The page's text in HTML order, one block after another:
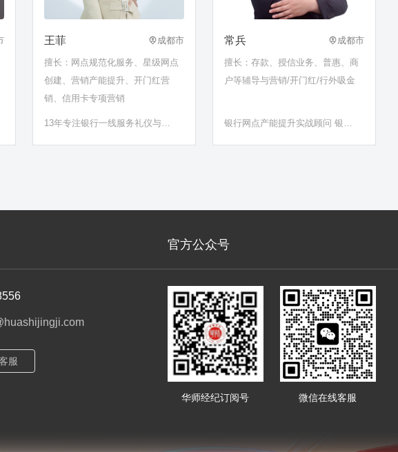
王菲 成都市
擅长：网点规范化服务、星级网点
创建、营销产能提升、开门红营
销、信用卡专项营销
13年专注银行一线服务礼仪与营
销实战培训 受训学员人数达数万
常兵 成都市
擅长：存款、授信业务、普惠、商
户等辅导与营销/开门红/行外吸金
银行网点产能提升实战顾问 银行
外拓营销专项导师 专注商业银行
官方公众号
服
华师经纪订阅号 微信在线客服